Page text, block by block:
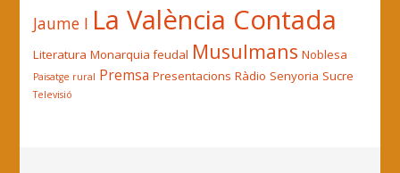
Jaume I La València Contada
Literatura Monarquia feudal Musulmans Noblesa
Paisatge rural Premsa Presentacions Ràdio Senyoria Sucre
Televisió